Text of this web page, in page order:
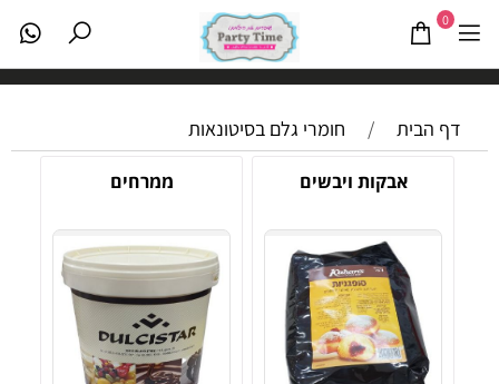
0
דף הבית / חומרי גלם בסיטונאות
אבקות ויבשים ממרחים